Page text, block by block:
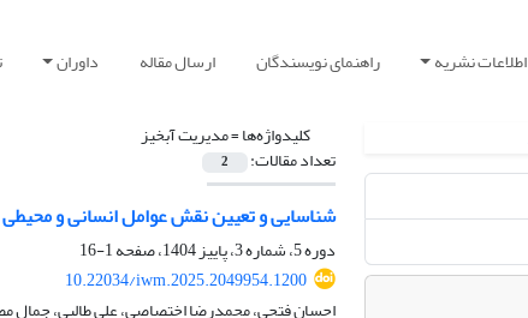
اطلاعات نشریه راهنمای نویسندگان ارسال مقاله داوران
کلیدواژه‌ها =مدیریت آبخیز
تعداد مقالات: 2
شناسایی و تعیین نقش عوامل انسانی و
دوره 5، شماره 3، پاییز 1404، صفحه
1-16
10.22034/iwm.2025.2049954.1200
احسان فتحی، محمد‌رضا اختصاصی، علی طالبی، جمال